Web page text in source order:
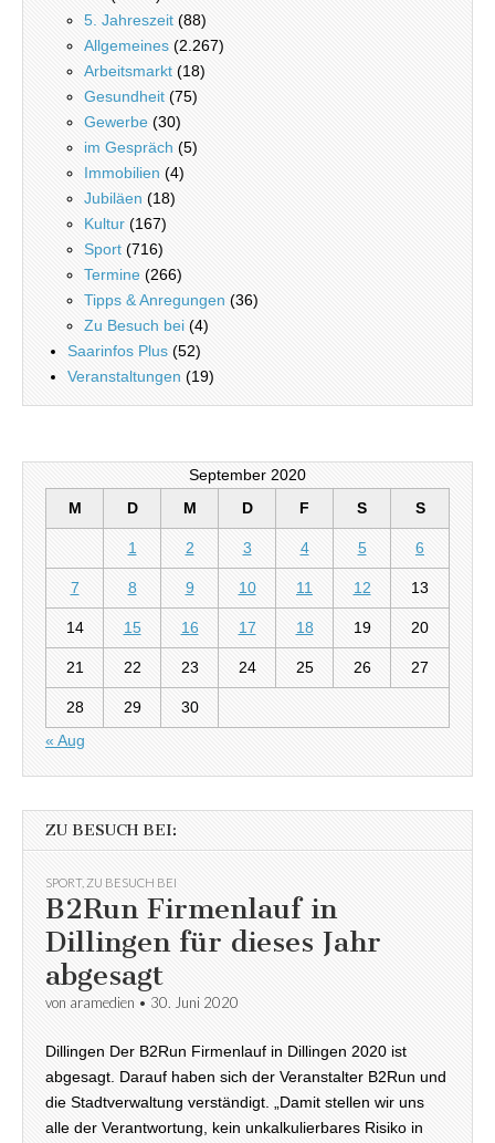
5. Jahreszeit (88)
Allgemeines (2.267)
Arbeitsmarkt (18)
Gesundheit (75)
Gewerbe (30)
im Gespräch (5)
Immobilien (4)
Jubiläen (18)
Kultur (167)
Sport (716)
Termine (266)
Tipps & Anregungen (36)
Zu Besuch bei (4)
Saarinfos Plus (52)
Veranstaltungen (19)
September 2020
M
D M D F S S
1 2 3 4 5 6
7 8 9 10 11 12 13
14 15 16 17 18 19 20
21 22 23 24 25 26 27
28 29
30
« Aug
ZU BESUCH BEI:
SPORT, ZU BESUCH BEI
B2Run Firmenlauf in
Dillingen für dieses Jahr
abgesagt
von aramedien • 30. Juni 2020
Dillingen Der B2Run Firmenlauf in Dillingen 2020 ist
abgesagt. Darauf haben sich der Veranstalter B2Run und
die Stadtverwaltung verständigt. „Damit stellen wir uns
alle der Verantwortung, kein unkalkulierbares Risiko in